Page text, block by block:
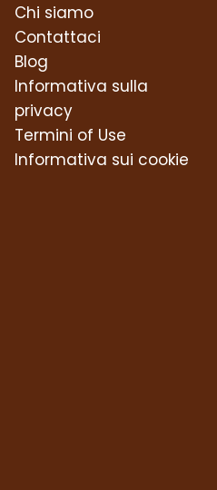
Chi siamo
Contattaci
Blog
Informativa sulla
privacy
Termini of Use
Informativa sui cookie